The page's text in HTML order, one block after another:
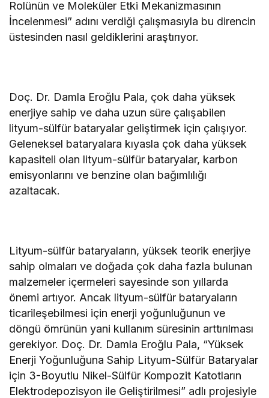
Rolünün ve Moleküler Etki Mekanizmasının
İncelenmesi” adını verdiği çalışmasıyla bu direncin
üstesinden nasıl geldiklerini araştırıyor.
Doç. Dr. Damla Eroğlu Pala, çok daha yüksek
enerjiye sahip ve daha uzun süre çalışabilen
lityum-sülfür bataryalar geliştirmek için çalışıyor.
Geleneksel bataryalara kıyasla çok daha yüksek
kapasiteli olan lityum-sülfür bataryalar, karbon
emisyonlarını ve benzine olan bağımlılığı
azaltacak.
Lityum-sülfür bataryaların, yüksek teorik enerjiye
sahip olmaları ve doğada çok daha fazla bulunan
malzemeler içermeleri sayesinde son yıllarda
önemi artıyor. Ancak lityum-sülfür bataryaların
ticarileşebilmesi için enerji yoğunluğunun ve
döngü ömrünün yani kullanım süresinin arttırılması
gerekiyor. Doç. Dr. Damla Eroğlu Pala, “Yüksek
Enerji Yoğunluğuna Sahip Lityum-Sülfür Bataryalar
için 3-Boyutlu Nikel-Sülfür Kompozit Katotların
Elektrodepozisyon ile Geliştirilmesi” adlı projesiyle